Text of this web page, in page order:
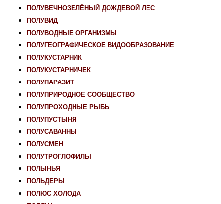
ПОЛУВЕЧНОЗЕЛЁНЫЙ ДОЖДЕВОЙ ЛЕС
ПОЛУВИД
ПОЛУВОДНЫЕ ОРГАНИЗМЫ
ПОЛУГЕОГРАФИЧЕСКОЕ ВИДООБРАЗОВАНИЕ
ПОЛУКУСТАРНИК
ПОЛУКУСТАРНИЧЕК
ПОЛУПАРАЗИТ
ПОЛУПРИРОДНОЕ СООБЩЕСТВО
ПОЛУПРОХОДНЫЕ РЫБЫ
ПОЛУПУСТЫНЯ
ПОЛУСАВАННЫ
ПОЛУСМЕН
ПОЛУТРОГЛОФИЛЫ
ПОЛЫНЬЯ
ПОЛЬДЕРЫ
ПОЛЮС ХОЛОДА